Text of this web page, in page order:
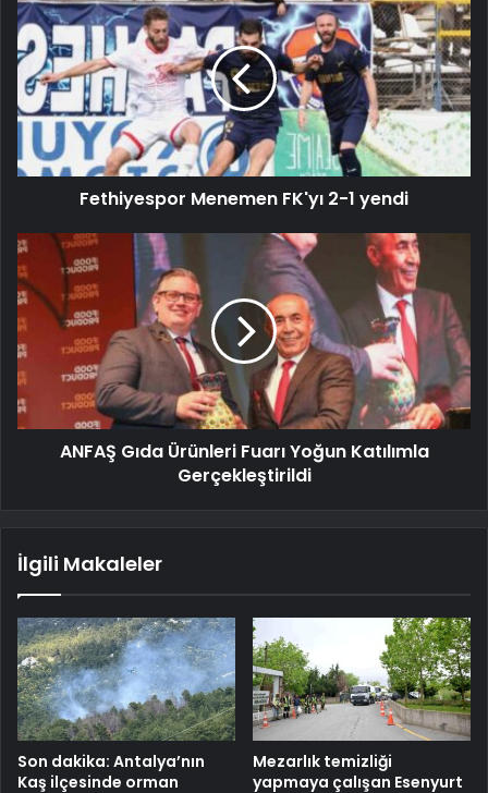
Fethiyespor Menemen FK'yı 2-1 yendi
ANFAŞ Gıda Ürünleri Fuarı Yoğun Katılımla
Gerçekleştirildi
İlgili Makaleler
Son dakika: Antalya’nın
Kaş ilçesinde orman
Mezarlık temizliği
yapmaya çalışan Esenyurt